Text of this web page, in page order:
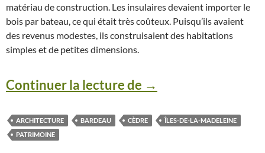
matériau de construction. Les insulaires devaient importer le
bois par bateau, ce qui était très coûteux. Puisqu’ils avaient
des revenus modestes, ils construisaient des habitations
simples et de petites dimensions.
Continuer la lecture de L’architecture des
→
ARCHITECTURE BARDEAU CÈDRE
ÎLES-DE-LA-MADELEINE
PATRIMOINE